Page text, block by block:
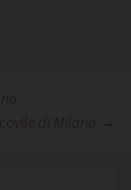
di Milano →